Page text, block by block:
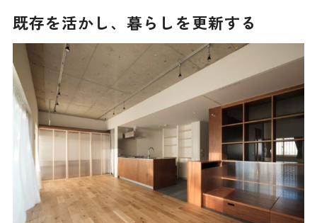
既存を活かし、暮らしを更新する